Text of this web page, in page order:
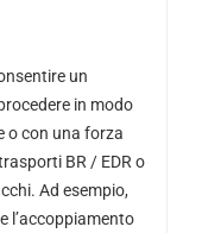
un
in modo
o con una forza
BR / EDR o
Ad esempio,
l’accoppiamento